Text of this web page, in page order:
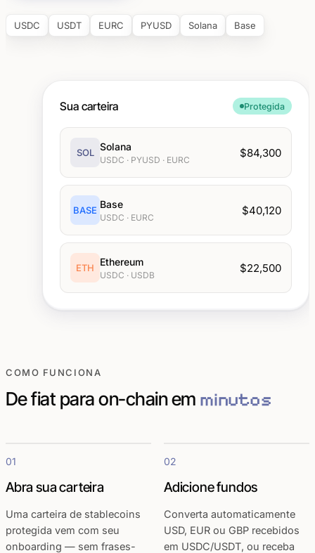
USDC USDT EURC PYUSD Solana Base
Sua carteira Protegida
SOL
Solana
USDC · PYUSD · EURC
$84,300
BASE
Base
USDC · EURC
$40,120
ETH
Ethereum
USDC · USDB
$22,500
COMO FUNCIONA
De fiat para on-chain em minutos
01
Abra sua carteira
Uma carteira de stablecoins
protegida vem com seu
onboarding — sem frases-
02
Adicione fundos
Converta automaticamente
USD, EUR ou GBP recebidos
em USDC/USDT, ou receba